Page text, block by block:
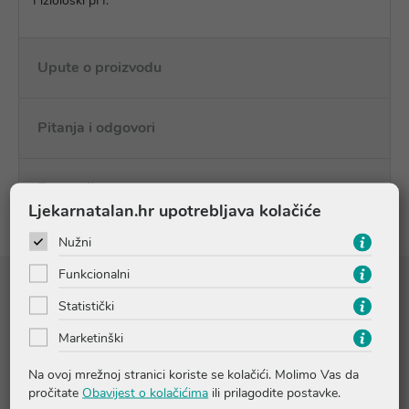
Upute o proizvodu
Pitanja i odgovori
Recenzije
AVENE THERMAL SPRING WATER (AVENE AQUA).
GLYCERIN. PENTYLENE GLYCOL. COCO-GLUCOSIDE. ETHYL
Ljekarnatalan.hr upotrebljava kolačiće
Nužni
Funkcionalni
Statistički
Marketinški
Na ovoj mrežnoj stranici koriste se kolačići. Molimo Vas da
pročitate Obavijest o kolačićima ili prilagodite postavke.